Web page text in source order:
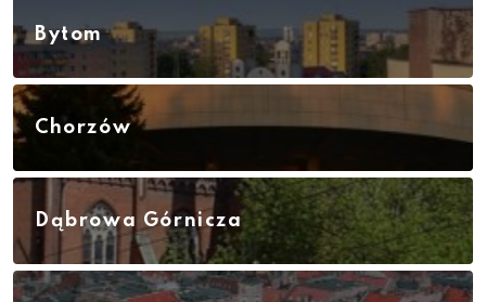
Bytom
Chorzów
Dąbrowa Górnicza